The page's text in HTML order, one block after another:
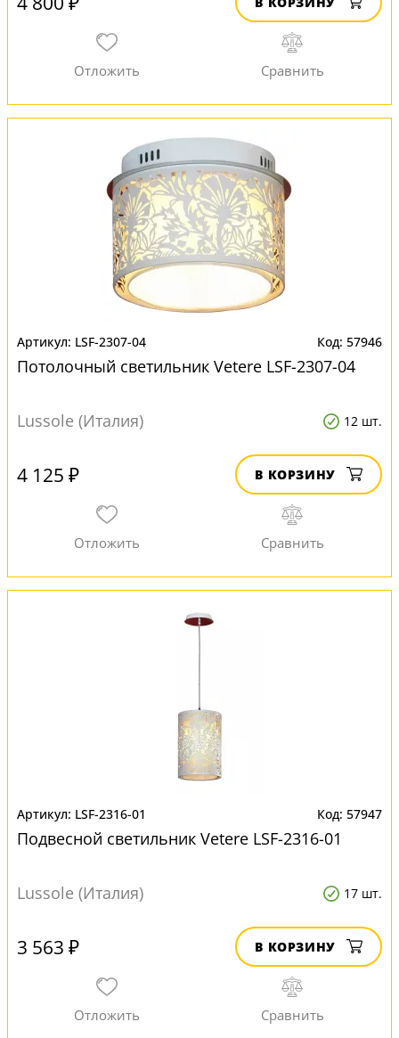
LSF-2307-04 57946
Потолочный светильник Vetere LSF-2307-04
Lussole (Италия) 12 шт.
4 125 ₽ В КОРЗИНУ
LSF-2316-01 57947
Подвесной светильник Vetere LSF-2316-01
Lussole (Италия) 17 шт.
3 563 ₽ В КОРЗИНУ